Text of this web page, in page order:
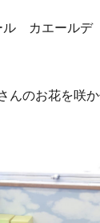
カエールデ
んのお花を咲